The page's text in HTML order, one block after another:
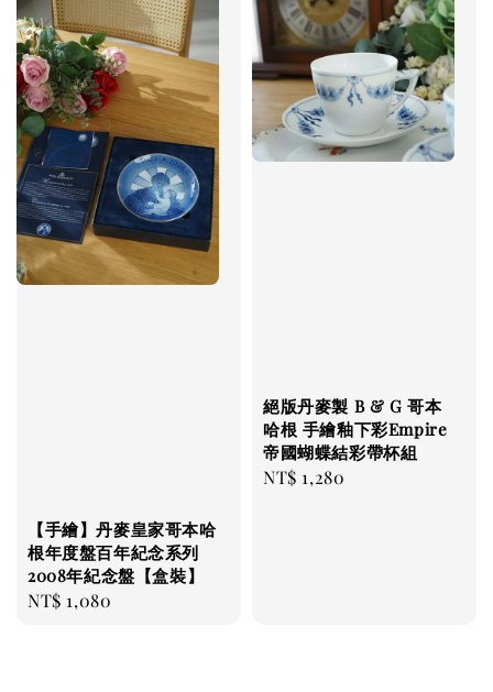
【手繪】丹麥皇家哥本哈
根年度盤百年紀念系列
2008年紀念盤【盒裝】
Regular
NT$ 1,080
絕版丹麥製 B & G 哥本
哈根 手繪釉下彩Empire
帝國蝴蝶結彩帶杯組
Regular
NT$ 1,280